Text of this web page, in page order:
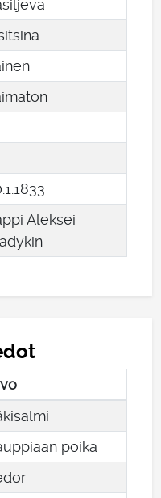
1 1833
Aleksei
poika